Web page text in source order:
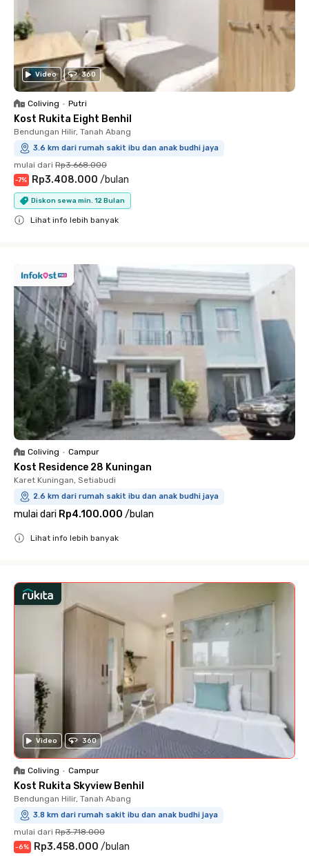
Video 360
Coliving • Putri
Kost Rukita Eight Benhil
Bendungan Hilir, Tanah Abang
3.6 km dari rumah sakit ibu dan anak budhi jaya
mulai dari Rp3.668.000
-7% Rp3.408.000 /bulan
Diskon sewa min. 12 Bulan
Lihat info lebih banyak
Coliving • Campur
Kost Residence 28 Kuningan
Karet Kuningan, Setiabudi
2.6 km dari rumah sakit ibu dan anak budhi jaya
mulai dari Rp4.100.000 /bulan
Lihat info lebih banyak
Video 360
Coliving • Campur
Kost Rukita Skyview Benhil
Bendungan Hilir, Tanah Abang
3.8 km dari rumah sakit ibu dan anak budhi jaya
mulai dari Rp3.718.000
-6% Rp3.458.000 /bulan